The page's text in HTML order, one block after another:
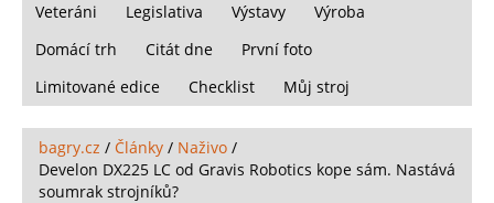
Veteráni
Legislativa Výstavy
Výroba
Domácí trh
Citát dne
První foto
Limitované edice
Checklist Můj stroj
bagry.cz / Články / Naživo /
Develon DX225 LC od Gravis Robotics kope sám. Nastává
soumrak strojníků?